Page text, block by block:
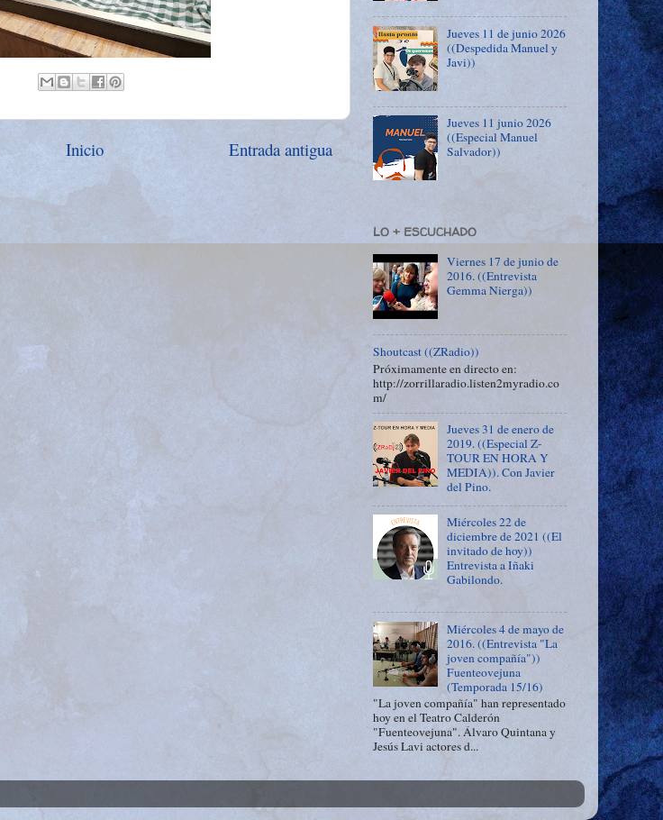
Entrada antigua
Inicio
Jueves 11 de junio 2026
((Despedida Manuel y
Javi))
Jueves 11 junio 2026
((Especial Manuel
Salvador))
LO + ESCUCHADO
Viernes 17 de junio de
2016. ((Entrevista
Gemma Nierga))
Shoutcast ((ZRadio))
Próximamente en directo en:
http://zorrillaradio.listen2myradio.co
m/
Jueves 31 de enero de
2019. ((Especial Z-
TOUR EN HORA Y
MEDIA)). Con Javier
del Pino.
Miércoles 22 de
diciembre de 2021 ((El
invitado de hoy))
Entrevista a Iñaki
Gabilondo.
Miércoles 4 de mayo de
2016. ((Entrevista "La
joven compañía"))
Fuenteovejuna
(Temporada 15/16)
"La joven compañía" han representado
hoy en el Teatro Calderón
"Fuenteovejuna". Álvaro Quintana y
Jesús Lavi actores d...